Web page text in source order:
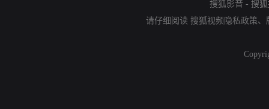
搜狐影音 - 搜
请仔细阅读 搜狐视频隐私政策、